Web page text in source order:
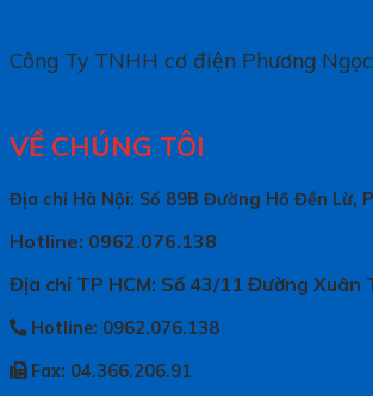
Công Ty TNHH cơ điện Phương
VỀ CHÚNG TÔI
Địa chỉ Hà Nội: Số 89B Đường Hồ Đền Lừ,
Hotline: 0962.076.138
Địa chỉ TP HCM: Số 43/11 Đường Xuân
Hotline: 0962.076.138
Fax: 04.366.206.91